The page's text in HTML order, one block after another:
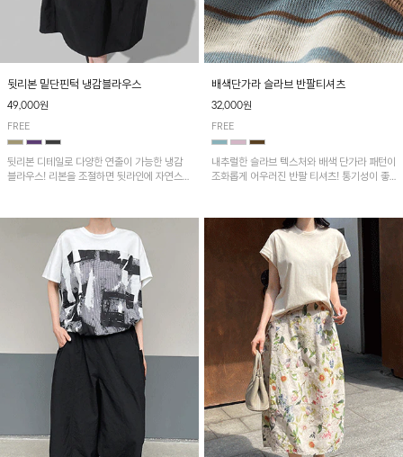
뒷리본 밑단핀턱 냉감블라우스
49,000원
FREE
뒷리본 디테일로 다양한 연출이 가능한 냉감
블라우스! 리본을 조절하면 뒷라인에 자연스러
를 더해줍니다.
배색단가라 슬라브 반팔티셔츠
32,000원
FREE
내추럴한 슬라브 텍스처와 배색 단가라 패턴이
조화롭게 어우러진 반팔 티셔츠! 통기성이 좋